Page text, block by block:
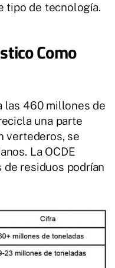
tipo de tecnología.
Como
las 460 millones de
una parte
vertederos, se
La OCDE
residuos podrían